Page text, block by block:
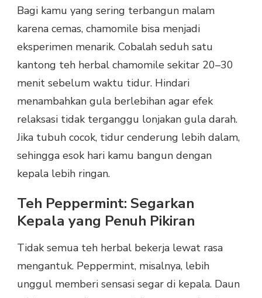
Bagi kamu yang sering terbangun malam
karena cemas, chamomile bisa menjadi
eksperimen menarik. Cobalah seduh satu
kantong teh herbal chamomile sekitar 20–30
menit sebelum waktu tidur. Hindari
menambahkan gula berlebihan agar efek
relaksasi tidak terganggu lonjakan gula darah.
Jika tubuh cocok, tidur cenderung lebih dalam,
sehingga esok hari kamu bangun dengan
kepala lebih ringan.
Teh Peppermint: Segarkan
Kepala yang Penuh Pikiran
Tidak semua teh herbal bekerja lewat rasa
mengantuk. Peppermint, misalnya, lebih
unggul memberi sensasi segar di kepala. Daun